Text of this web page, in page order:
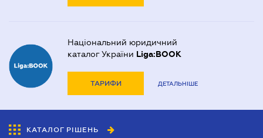
Національний юридичний
каталог України Liga:BOOK
ТАРИФИ ДЕТАЛЬНІШЕ
КАТАЛОГ РІШЕНЬ